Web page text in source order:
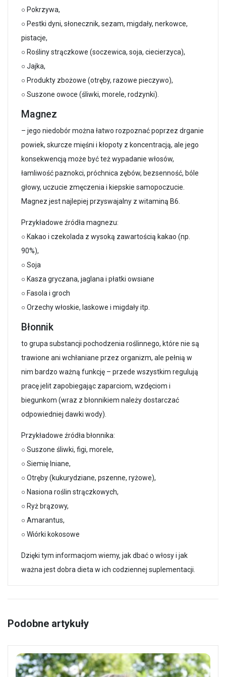
○ Pokrzywa,
○ Pestki dyni, słonecznik, sezam, migdały, nerkowce,
pistacje,
○ Rośliny strączkowe (soczewica, soja, ciecierzyca),
○ Jajka,
○ Produkty zbożowe (otręby, razowe pieczywo),
○ Suszone owoce (śliwki, morele, rodzynki).
Magnez
– jego niedobór można łatwo rozpoznać poprzez drganie
powiek, skurcze mięśni i kłopoty z koncentracją, ale jego
konsekwencją może być też wypadanie włosów,
łamliwość paznokci, próchnica zębów, bezsenność, bóle
głowy, uczucie zmęczenia i kiepskie samopoczucie.
Magnez jest najlepiej przyswajalny z witaminą B6.
Przykładowe źródła magnezu:
○ Kakao i czekolada z wysoką zawartością kakao (np.
90%),
○ Soja
○ Kasza gryczana, jaglana i płatki owsiane
○ Fasola i groch
○ Orzechy włoskie, laskowe i migdały itp.
Błonnik
to grupa substancji pochodzenia roślinnego, które nie są
trawione ani wchłaniane przez organizm, ale pełnią w
nim bardzo ważną funkcję – przede wszystkim regulują
pracę jelit zapobiegając zaparciom, wzdęciom i
biegunkom (wraz z błonnikiem należy dostarczać
odpowiedniej dawki wody).
Przykładowe źródła błonnika:
○ Suszone śliwki, figi, morele,
○ Siemię lniane,
○ Otręby (kukurydziane, pszenne, ryżowe),
○ Nasiona roślin strączkowych,
○ Ryż brązowy,
○ Amarantus,
○ Wiórki kokosowe
Dzięki tym informacjom wiemy, jak dbać o włosy i jak
ważna jest dobra dieta w ich codziennej suplementacji.
Podobne artykuły